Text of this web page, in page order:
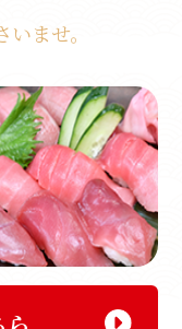
ませ。